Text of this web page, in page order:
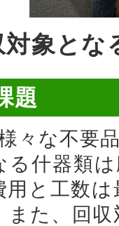
対象とな
題
々な不要
る什器類
用と工数
また、回